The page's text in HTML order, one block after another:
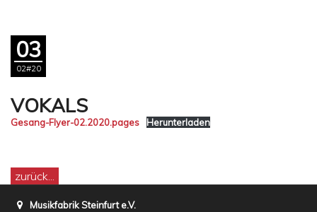
03
02#20
VOKALS
Gesang-Flyer-02.2020.pages Herunterladen
zurück...
Musikfabrik Steinfurt e.V.